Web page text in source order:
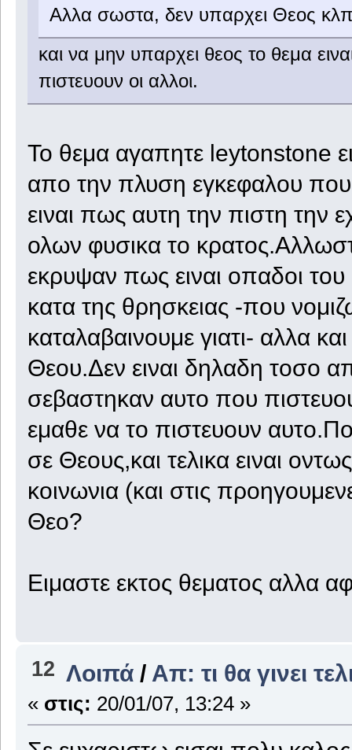
Αλλα σωστα, δεν υπαρχει Θεος
και να μην υπαρχει θεος το θεμα
πιστευουν οι αλλοι.
To θεμα αγαπητε leytonstone
απο την πλυση εγκεφαλου
ειναι πως αυτη την πιστη την
ολων φυσικα το
εκρυψαν πως ειναι οπαδοι
κατα της θρησκειας -που
καταλαβαινουμε γιατι- αλλα
Θεου.Δεν ειναι δηλαδη τοσο
σεβαστηκαν αυτο που
εμαθε να το πιστευουν
σε Θεους,και τελικα ειναι
κοινωνια (και στις
Θεο?
Ειμαστε εκτος θεματος αλλα
12 Λοιπά / Απ: τι θα γινει
« στις: 20/01/07, 13:24 »